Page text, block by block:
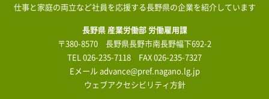
仕事と家庭の両立など社員を応援する長野県の企業を紹介しています
長野県 産業労働部 労働雇用課
〒380-8570 長野県長野市南長野幅下692-2
TEL 026-235-7118 FAX 026-235-7327
Eメールadvance@pref.nagano.lg.jp
ウェブアクセシビリティ方針